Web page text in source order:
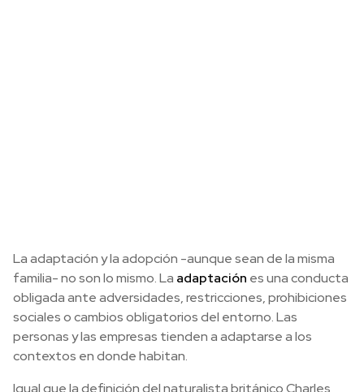
La adaptación y la adopción -aunque sean de la misma
familia- no son lo mismo. La adaptación es una conducta
obligada ante adversidades, restricciones, prohibiciones
sociales o cambios obligatorios del entorno. Las
personas y las empresas tienden a adaptarse a los
contextos en donde habitan.